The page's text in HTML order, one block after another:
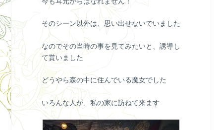
そのシーン以外は、思い出せないでいました
なのでその当時の事を見てみたいと、誘導し
て貰いました
どうやら森の中に住んでいる魔女でした
いろんな人が、私の家に訪ねて来ます